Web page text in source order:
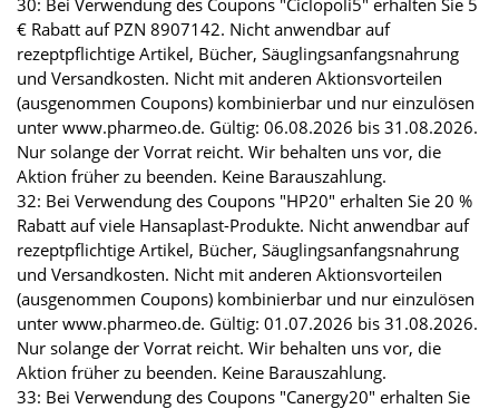
30: Bei Verwendung des Coupons "Ciclopoli5" erhalten Sie 5
€ Rabatt auf PZN 8907142. Nicht anwendbar auf
rezeptpflichtige Artikel, Bücher, Säuglingsanfangsnahrung
und Versandkosten. Nicht mit anderen Aktionsvorteilen
(ausgenommen Coupons) kombinierbar und nur einzulösen
unter www.pharmeo.de. Gültig: 06.08.2026 bis 31.08.2026.
Nur solange der Vorrat reicht. Wir behalten uns vor, die
Aktion früher zu beenden. Keine Barauszahlung.
32: Bei Verwendung des Coupons "HP20" erhalten Sie 20 %
Rabatt auf viele Hansaplast-Produkte. Nicht anwendbar auf
rezeptpflichtige Artikel, Bücher, Säuglingsanfangsnahrung
und Versandkosten. Nicht mit anderen Aktionsvorteilen
(ausgenommen Coupons) kombinierbar und nur einzulösen
unter www.pharmeo.de. Gültig: 01.07.2026 bis 31.08.2026.
Nur solange der Vorrat reicht. Wir behalten uns vor, die
Aktion früher zu beenden. Keine Barauszahlung.
33: Bei Verwendung des Coupons "Canergy20" erhalten Sie